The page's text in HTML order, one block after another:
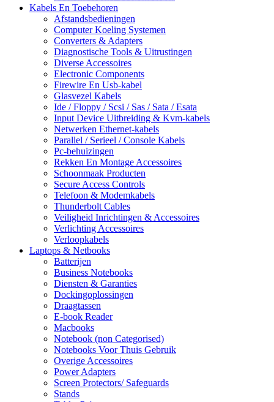
Kabels En Toebehoren
Afstandsbedieningen
Computer Koeling Systemen
Converters & Adapters
Diagnostische Tools & Uitrustingen
Diverse Accessoires
Electronic Components
Firewire En Usb-kabel
Glasvezel Kabels
Ide / Floppy / Scsi / Sas / Sata / Esata
Input Device Uitbreiding & Kvm-kabels
Netwerken Ethernet-kabels
Parallel / Serieel / Console Kabels
Pc-behuizingen
Rekken En Montage Accessoires
Schoonmaak Producten
Secure Access Controls
Telefoon & Modemkabels
Thunderbolt Cables
Veiligheid Inrichtingen & Accessoires
Verlichting Accessoires
Verloopkabels
Laptops & Netbooks
Batterijen
Business Notebooks
Diensten & Garanties
Dockingoplossingen
Draagtassen
E-book Reader
Macbooks
Notebook (non Categorised)
Notebooks Voor Thuis Gebruik
Overige Accessoires
Power Adapters
Screen Protectors/ Safeguards
Stands